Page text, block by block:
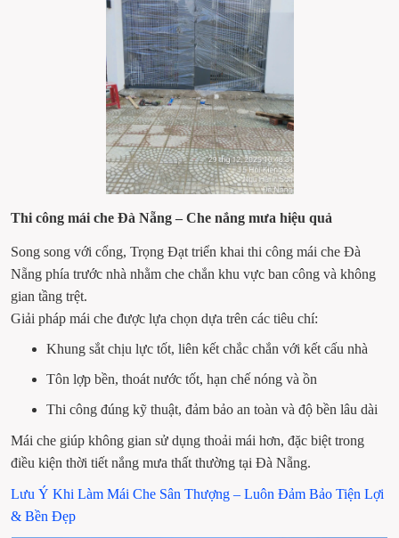
Thi công mái che Đà Nẵng – Che nắng mưa hiệu quả
Song song với cổng, Trọng Đạt triển khai thi công mái che Đà
Nẵng phía trước nhà nhằm che chắn khu vực ban công và không
gian tầng trệt.
Giải pháp mái che được lựa chọn dựa trên các tiêu chí:
Khung sắt chịu lực tốt, liên kết chắc chắn với kết cấu nhà
Tôn lợp bền, thoát nước tốt, hạn chế nóng và ồn
Thi công đúng kỹ thuật, đảm bảo an toàn và độ bền lâu dài
Mái che giúp không gian sử dụng thoải mái hơn, đặc biệt trong
điều kiện thời tiết nắng mưa thất thường tại Đà Nẵng.
Lưu Ý Khi Làm Mái Che Sân Thượng – Luôn Đảm Bảo Tiện Lợi
& Bền Đẹp